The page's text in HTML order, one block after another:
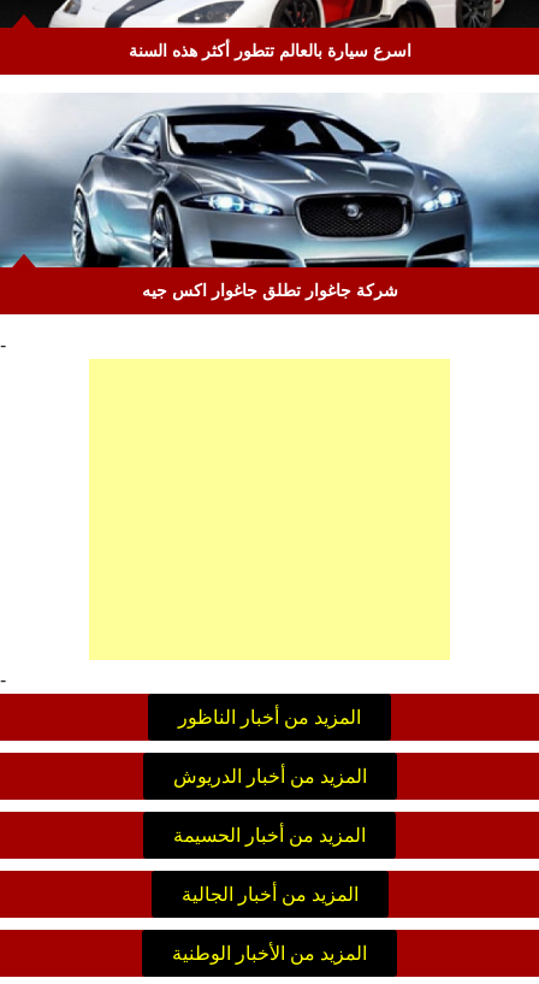
اسرع سيارة بالعالم تتطور أكثر هذه السنة
شركة جاغوار تطلق جاغوار اكس جيه
-
-
المزيد من أخبار الناظور
المزيد من أخبار الدريوش
المزيد من أخبار الحسيمة
المزيد من أخبار الجالية
المزيد من الأخبار الوطنية